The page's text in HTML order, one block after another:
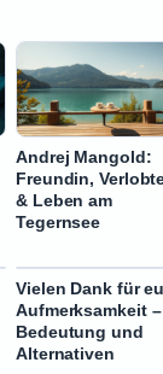
Andrej Mangold:
Freundin,
& Leben am
Tegernsee
Vielen Dank für
Aufmerksamkeit –
Bedeutung und
Alternativen